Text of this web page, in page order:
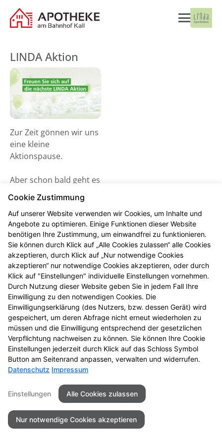
LINDA Aktion
Zur Zeit gönnen wir uns
eine kleine
Aktionspause.
Aber schon bald geht es
wieder los! Schauen Sie
gerne ab dem 02. Juni
2026 vorbei und
entdecken Sie neue
Aktionsprodukte und
das nächste
Gewinnspiel.
Seitenübersicht Kontakt
Impressum
Datenschutz
Barrierefreiheit
© 2026 APOTHEKE am Bahnhof Kall
Cookie Zustimmung
Auf unserer Website verwenden wir Cookies, um Inhalte und
Angebote zu optimieren. Einige Funktionen dieser Website
benötigen Ihre Zustimmung, um einwandfrei zu funktionieren.
Sie können durch Klick auf „Alle Cookies zulassen“ alle Cookies
akzeptieren, durch Klick auf „Nur notwendige Cookies
akzeptieren“ nur notwendige Cookies akzeptieren, oder durch
Klick auf "Einstellungen" individuelle Einstellungen vornehmen.
Durch Nutzung dieser Website geben Sie in jedem Fall Ihre
Einwilligung zu den notwendigen Cookies. Die
Einwilligungserklärung (des Nutzers, bzw. dessen Gerät) wird
gespeichert, um deren Abfrage nicht erneut wiederholen zu
müssen und die Einwilligung entsprechend der gesetzlichen
Verpflichtung nachweisen zu können. Sie können Ihre Cookie
Einstellungen jederzeit durch Klick auf das Schloss Symbol
Button am Seitenrand anpassen, verwalten und widerrufen.
Datenschutz Impressum
Einstellungen Alle Cookies zulassen
Nur notwendige Cookies akzeptieren